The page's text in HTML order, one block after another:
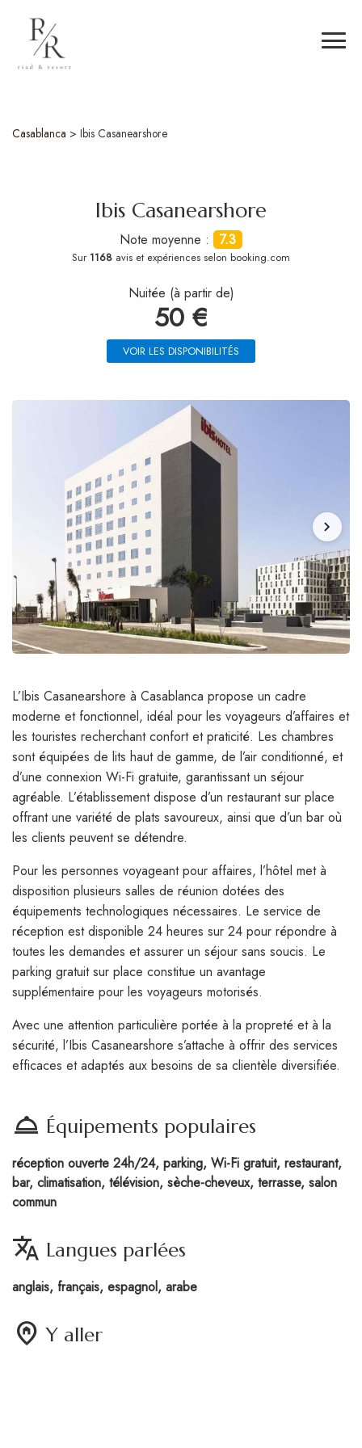
Casablanca > Ibis Casanearshore
Ibis Casanearshore
Note moyenne : 7.3
Sur 1168 avis et expériences selon booking.com
Nuitée (à partir de)
50 €
VOIR LES DISPONIBILITÉS
chevron_right
L’Ibis Casanearshore à Casablanca propose un cadre
moderne et fonctionnel, idéal pour les voyageurs d’affaires et
les touristes recherchant confort et praticité. Les chambres
sont équipées de lits haut de gamme, de l’air conditionné, et
d’une connexion Wi-Fi gratuite, garantissant un séjour
agréable. L’établissement dispose d’un restaurant sur place
offrant une variété de plats savoureux, ainsi que d’un bar où
les clients peuvent se détendre.
Pour les personnes voyageant pour affaires, l’hôtel met à
disposition plusieurs salles de réunion dotées des
équipements technologiques nécessaires. Le service de
réception est disponible 24 heures sur 24 pour répondre à
toutes les demandes et assurer un séjour sans soucis. Le
parking gratuit sur place constitue un avantage
supplémentaire pour les voyageurs motorisés.
Avec une attention particulière portée à la propreté et à la
sécurité, l’Ibis Casanearshore s’attache à offrir des services
efficaces et adaptés aux besoins de sa clientèle diversifiée.
room_service Équipements populaires
réception ouverte 24h/24, parking, Wi-Fi gratuit, restaurant,
bar, climatisation, télévision, sèche-cheveux, terrasse, salon
commun
translate Langues parlées
anglais, français, espagnol, arabe
home_pin Y aller